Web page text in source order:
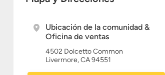
Ubicación de la comunidad &
Oficina de ventas
4502 Dolcetto Common
Livermore, CA 94551